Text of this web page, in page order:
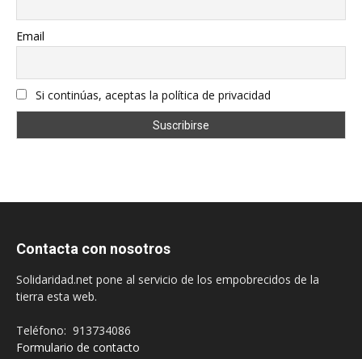
Email
Si continúas, aceptas la política de privacidad
Contacta con nosotros
Solidaridad.net pone al servicio de los empobrecidos de la
tierra esta web.
Teléfono: 913734086
Formulario de contacto